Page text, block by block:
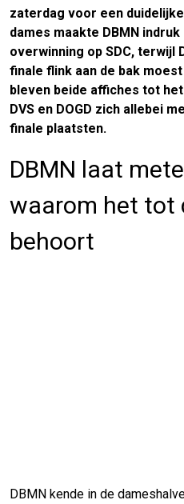
zaterdag voor een
dames maakte DBMN
overwinning op SDC, terwijl
finale flink aan de bak
bleven beide affiches tot
DVS en DOGD zich allebei
finale plaatsten.
DBMN laat
waarom het tot
behoort
DBMN kende in de